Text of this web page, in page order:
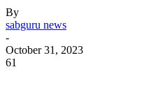
By
sabguru news
-
October 31, 2023
61